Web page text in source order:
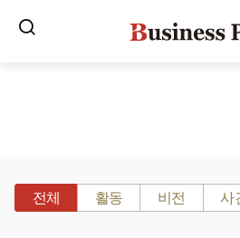
전체 활동 비전 사